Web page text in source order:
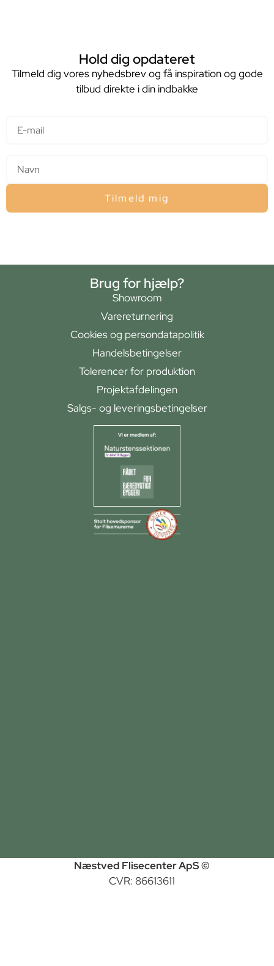
Hold dig opdateret
Tilmeld dig vores nyhedsbrev og få inspiration og gode
tilbud direkte i din indbakke
Tilmeld mig
Brug for hjælp?
Showroom
Varereturnering
Cookies og persondatapolitik
Handelsbetingelser
Tolerencer for produktion
Projektafdelingen
Salgs- og leveringsbetingelser
Næstved Flisecenter ApS ©
CVR: 86613611